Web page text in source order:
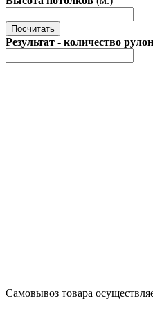
Посчитать
Результат - количество
Самовывоз товара